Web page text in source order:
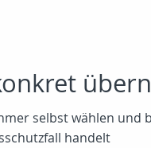
selbst wählen und
handelt